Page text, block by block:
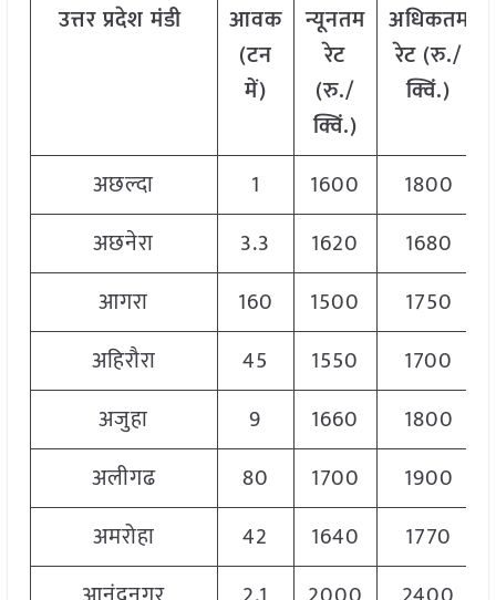
उत्तरप्रदेश मंडी
आवक
(टन
में)
न्यूनतम
रेट
(रु./
क्विं.)
अधिकतम
रेट (रु./
क्विं.)
अछल्दा 1 1600
1800
अछनेरा
3.3 1620 1680
आगरा
160 1500 1750
अहिरौरा
45 1550 1700
अजुहा
9 1660 1800
अलीगढ
80 1700 1900
अमरोहा
42 1640
1770